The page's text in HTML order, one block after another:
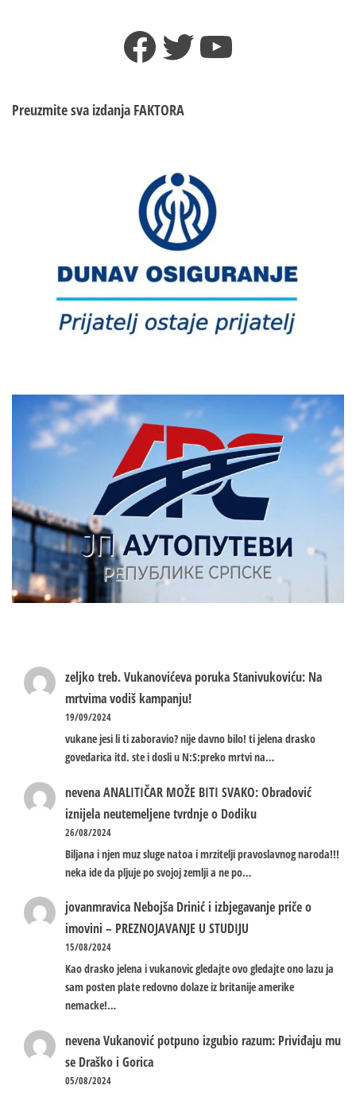
Facebook
TwitterYouTube
Preuzmite sva izdanja FAKTORA
zeljko treb.Vukanovićeva poruka Stanivukoviću: Na
mrtvima vodiš kampanju!
19/09/2024
vukane jesi li ti zaboravio? nije davno bilo! ti jelena drasko
govedarica itd. ste i dosli u N:S:preko mrtvi na…
nevenaANALITIČAR MOŽE BITI SVAKO: Obradović
iznijela neutemeljene tvrdnje o Dodiku
26/08/2024
Biljana i njen muz sluge natoa i mrzitelji pravoslavnog naroda!!!
neka ide da pljuje po svojoj zemlji a ne po…
jovanmravica Nebojša Drinić i izbjegavanje priče o
imovini – PREZNOJAVANJE U STUDIJU
15/08/2024
Kao drasko jelena i vukanovic gledajte ovo gledajte ono lazu ja
sam posten plate redovno dolaze iz britanije amerike
nemacke!…
nevenaVukanović potpuno izgubio razum: Priviđaju mu
se Draško i Gorica
05/08/2024